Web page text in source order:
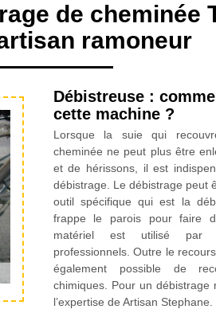
de cheminée
ramoneur
Débistreuse :
cette machine ?
Lorsque la suie qui
cheminée ne peut plus être
et de hérissons, il est
débistrage. Le débistrage peut
outil spécifique qui est la
frappe le parois pour faire
matériel est utilisé par
professionnels. Outre le
également possible de
chimiques. Pour un débistrage
l’expertise de Artisan Stephane.